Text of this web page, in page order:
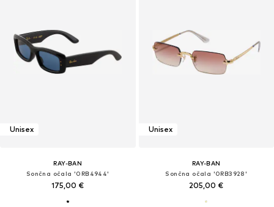
Unisex
RAY-BAN
Sončna očala '0RB4944'
175,00 €
Unisex
RAY-BAN
Sončna očala '0RB3928'
205,00 €